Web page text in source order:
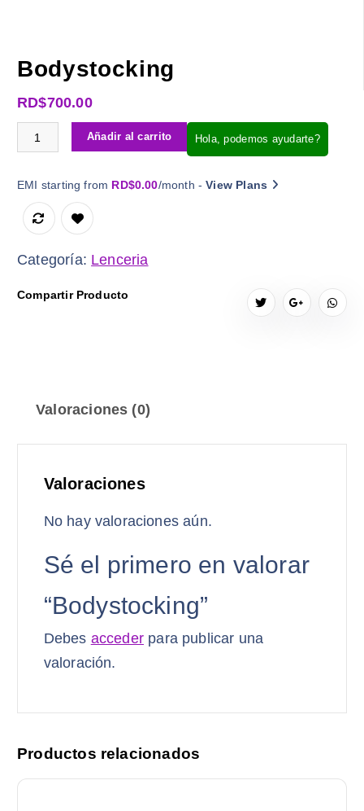
Bodystocking
RD$700.00
Bodystocking cantidad
Añadir al carrito Hola, podemos ayudarte?
EMI starting from RD$0.00/month -View Plans
Categoría: Lenceria
Compartir Producto
Valoraciones (0)
Valoraciones
No hay valoraciones aún.
Sé el primero en valorar
“Bodystocking”
Debes accederpara publicar una
valoración.
Productos relacionados